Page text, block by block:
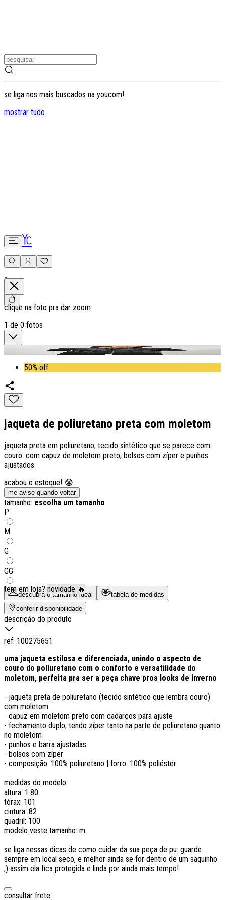
se liga nos mais buscados na youcom!
mostrar tudo
0
clique na foto pra dar zoom
1 de 0 fotos
50% off
jaqueta de poliuretano preta com moletom
jaqueta preta em poliuretano, tecido sintético que se parece com
couro. com capuz de moletom preto, bolsos com zíper e punhos
ajustados
acabou o estoque! 😭
me avise quando voltar
tamanho: escolha um tamanho
P
M
G
GG
descubra o tamanho ideal tabela de medidas
tem em loja? novidade 🔥
conferir disponibilidade
descrição do produto
ref: 100275651
uma jaqueta estilosa e diferenciada, unindo o aspecto de
couro do poliuretano com o conforto e versatilidade do
moletom, perfeita pra ser a peça chave pros looks de inverno
- jaqueta preta de poliuretano (tecido sintético que lembra couro)
com moletom
- capuz em moletom preto com cadarços para ajuste
- fechamento duplo, tendo zíper tanto na parte de poliuretano quanto
no moletom
- punhos e barra ajustadas
- bolsos com zíper
- composição: 100% poliuretano | forro: 100% poliéster
medidas do modelo:
altura: 1.80
tórax: 101
cintura: 82
quadril: 100
modelo veste tamanho: m
se liga nessas dicas de como cuidar da sua peça de pu: guarde
sempre em local seco, e melhor ainda se for dentro de um saquinho
;) assim ela fica protegida e linda por ainda mais tempo!
consultar frete